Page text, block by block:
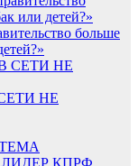
больше
НЕ